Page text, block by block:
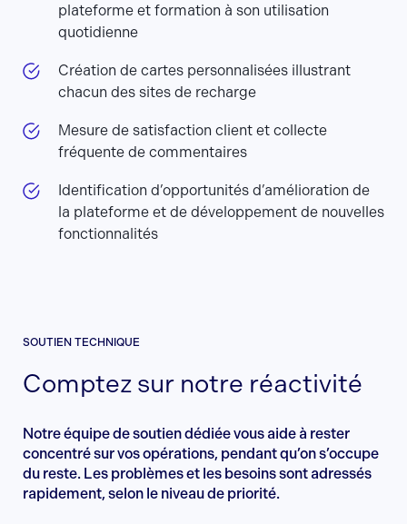
plateforme et formation à son utilisation
quotidienne
Création de cartes personnalisées illustrant
chacun des sites de recharge
Mesure de satisfaction client et collecte
fréquente de commentaires
Identification d’opportunités d’amélioration de
la plateforme et de développement de nouvelles
fonctionnalités
SOUTIEN TECHNIQUE
Comptez sur notre réactivité
Notre équipe de soutien dédiée vous aide à rester
concentré sur vos opérations, pendant qu’on s’occupe
du reste. Les problèmes et les besoins sont adressés
rapidement, selon le niveau de priorité.